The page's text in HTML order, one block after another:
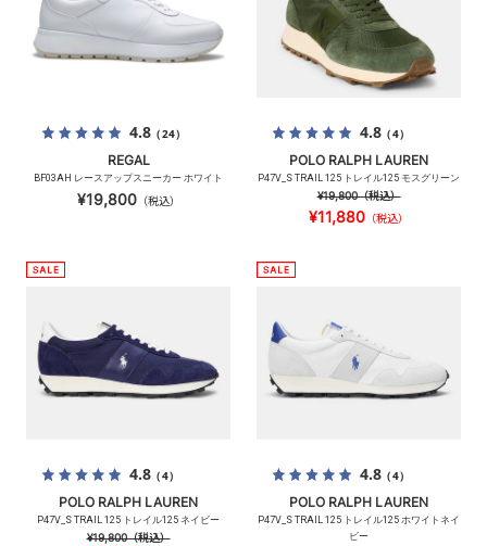
4.8（24）
REGAL
BF03AH レースアップスニーカー ホワイト
¥19,800（税込）
4.8（4）
POLO RALPH LAUREN
P47V_S TRAIL 125 トレイル125 モスグリーン
¥19,800（税込）
¥11,880 （税込）
4.8（4）
POLO RALPH LAUREN
P47V_S TRAIL 125 トレイル125 ネイビー
¥19,800（税込）
4.8（4）
POLO RALPH LAUREN
P47V_S TRAIL 125 トレイル125 ホワイトネイ
ビー